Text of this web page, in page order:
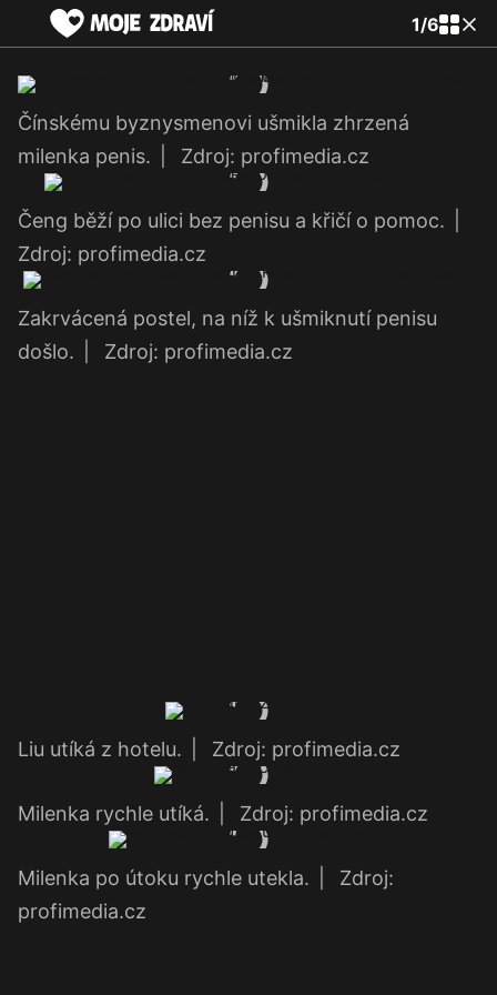
1/6
Čínskému byznysmenovi ušmikla zhrzená
milenka penis.
Zdroj: profimedia.cz
Čeng běží po ulici bez penisu a křičí o pomoc.
Zdroj: profimedia.cz
Zakrvácená postel, na níž k ušmiknutí penisu
došlo.
Zdroj: profimedia.cz
Liu utíká z hotelu. Zdroj: profimedia.cz
Milenka rychle utíká. Zdroj: profimedia.cz
Milenka po útoku rychle utekla.
Zdroj:
profimedia.cz